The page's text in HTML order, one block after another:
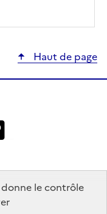
le contrôle
Haut de page